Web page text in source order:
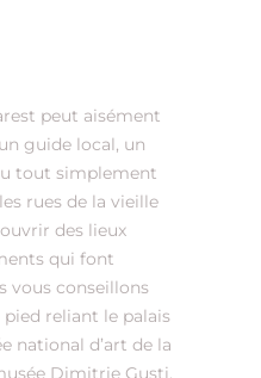
peut aisément
guide local, un
tout simplement
rues de la vieille
des lieux
qui font
vous conseillons
reliant le palais
national d’art de la
Dimitrie Gusti,